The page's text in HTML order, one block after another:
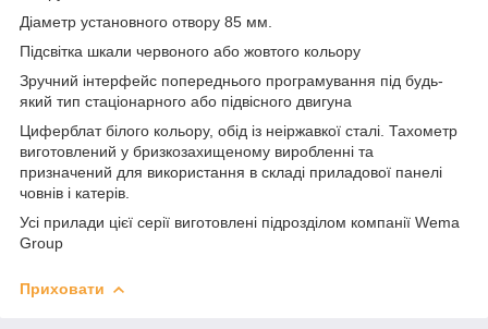
Діаметр установного отвору 85 мм.
Підсвітка шкали червоного або жовтого кольору
Зручний інтерфейс попереднього програмування під будь-
який тип стаціонарного або підвісного двигуна
Циферблат білого кольору, обід із неіржавкої сталі. Тахометр
виготовлений у бризкозахищеному виробленні та
призначений для використання в складі приладової панелі
човнів і катерів.
Усі прилади цієї серії виготовлені підрозділом компанії Wema
Group
Приховати